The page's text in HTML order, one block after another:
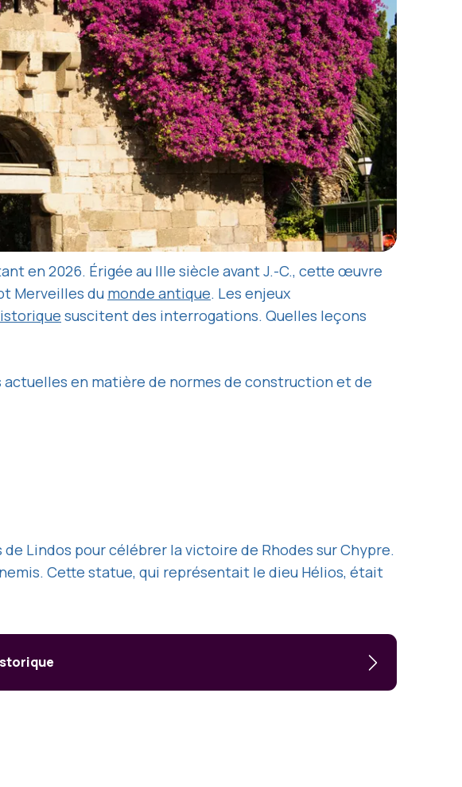
en 2026. Érigée au IIIe siècle avant J.-C., cette œuvre
Merveilles du monde antique. Les enjeux
suscitent des interrogations. Quelles leçons
en matière de normes de construction et de
Lindos pour célébrer la victoire de Rhodes sur Chypre.
Cette statue, qui représentait le dieu Hélios, était